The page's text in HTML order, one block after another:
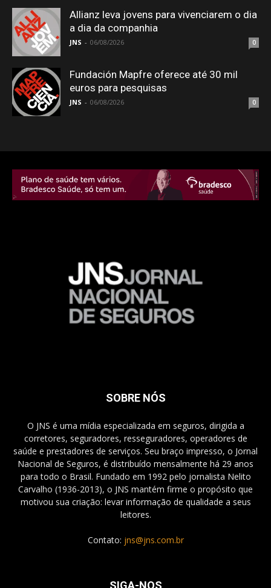
Allianz leva jovens para vivenciarem o dia
a dia da companhia
JNS - 06/08/2026 0
Fundación Mapfre oferece até 30 mil
euros para pesquisas
JNS - 06/08/2026 0
SOBRE NÓS
O JNS é uma mídia especializada em seguros, dirigida a
corretores, seguradores, resseguradores, operadores de
saúde e prestadores de serviços. Seu braço impresso, o Jornal
Nacional de Seguros, é distribuído mensalmente há 29 anos
para todo o Brasil. Fundado em 1992 pelo jornalista Nelito
Carvalho (1936-2013), o JNS mantém firme o propósito que
motivou sua criação: levar informação de qualidade a seus
leitores.
Contato: jns@jns.com.br
SIGA-NOS